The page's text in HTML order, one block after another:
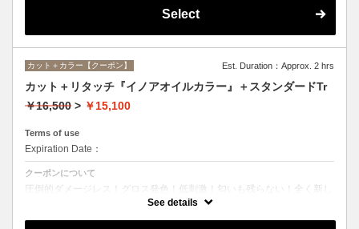
Select
カット＋カラー【クーポン】 Est. Duration：Approx. 2 hrs
カット＋リタッチ『イノアオイルカラー』＋スタンダードTr
￥16,500 > ￥15,100
Terms of use
Expiration Date：
クーポンについて
圧倒的ダメージレス！グロス発色！低刺激！匂いも残らない！全く新し
い処方のイノアオイルカラーのセットメニュー☆シャンプー、ブロー込
See details